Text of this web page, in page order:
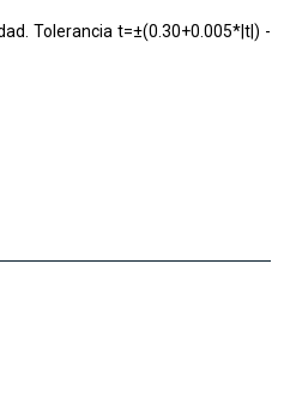
Tolerancia t=±(0.30+0.005*|t|) -